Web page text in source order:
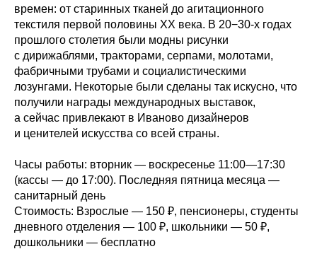
времен: от старинных тканей до агитационного
текстиля первой половины XX века. В 20−30-х годах
прошлого столетия были модны рисунки
с дирижаблями, тракторами, серпами, молотами,
фабричными трубами и социалистическими
лозунгами. Некоторые были сделаны так искусно, что
получили награды международных выставок,
а сейчас привлекают в Иваново дизайнеров
и ценителей искусства со всей страны.
Часы работы: вторник — воскресенье 11:00—17:30
(кассы — до 17:00). Последняя пятница месяца —
санитарный день
Стоимость: Взрослые — 150 ₽, пенсионеры, студенты
дневного отделения — 100 ₽, школьники — 50 ₽,
дошкольники — бесплатно